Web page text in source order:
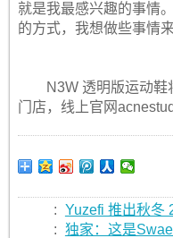
就是我最感兴趣的事情
的方式，我想做些事情
N3W 透明版运动
门店，线上官网
: Yuzefi 推出秋冬
: 独家：这是